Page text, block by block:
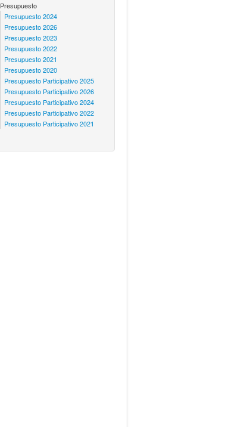
Presupuesto
Presupuesto 2024
Presupuesto 2026
Presupuesto 2023
Presupuesto 2022
Presupuesto 2021
Presupuesto 2020
Presupuesto Participativo 2025
Presupuesto Participativo 2026
Presupuesto Participativo 2024
Presupuesto Participativo 2022
Presupuesto Participativo 2021